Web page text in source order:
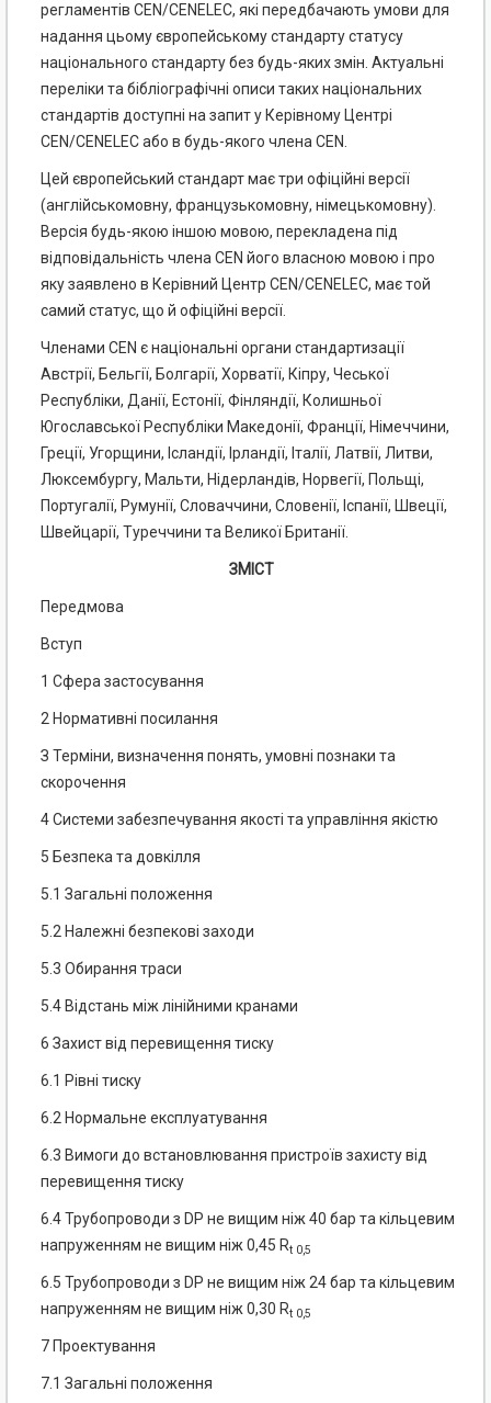
регламентів CEN/CENELEC, які передбачають умови для
надання цьому європейському стандарту статусу
національного стандарту без будь-яких змін. Актуальні
переліки та бібліографічні описи таких національних
стандартів доступні на запит у Керівному Центрі
CEN/CENELEC або в будь-якого члена CEN.
Цей європейський стандарт має три офіційні версії
(англійськомовну, французькомовну, німецькомовну).
Версія будь-якою іншою мовою, перекладена під
відповідальність члена CEN його власною мовою і про
яку заявлено в Керівний Центр CEN/CENELEC, має той
самий статус, що й офіційні версії.
Членами CEN є національні органи стандартизації
Австрії, Бельгії, Болгарії, Хорватії, Кіпру, Чеської
Республіки, Данії, Естонії, Фінляндії, Колишньої
Югославської Республіки Македонії, Франції, Німеччини,
Греції, Угорщини, Ісландії, Ірландії, Італії, Латвії, Литви,
Люксембургу, Мальти, Нідерландів, Норвегії, Польщі,
Португалії, Румунії, Словаччини, Словенії, Іспанії, Швеції,
Швейцарії, Туреччини та Великої Британії.
ЗМІСТ
Передмова
Вступ
1 Сфера застосування
2 Нормативні посилання
З Терміни, визначення понять, умовні познаки та
скорочення
4 Системи забезпечування якості та управління якістю
5 Безпека та довкілля
5.1 Загальні положення
5.2 Належні безпекові заходи
5.3 Обирання траси
5.4 Відстань між лінійними кранами
6 Захист від перевищення тиску
6.1 Рівні тиску
6.2 Нормальне експлуатування
6.3 Вимоги до встановлювання пристроїв захисту від
перевищення тиску
6.4 Трубопроводи з DP не вищим ніж 40 бар та кільцевим
напруженням не вищим ніж 0,45 Rt 0,5
6.5 Трубопроводи з DP не вищим ніж 24 бар та кільцевим
напруженням не вищим ніж 0,30 Rt 0,5
7 Проектування
7.1 Загальні положення